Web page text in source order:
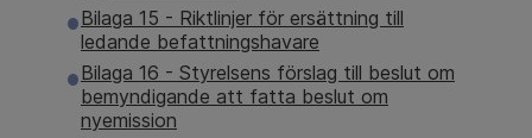
Bilaga 15 - Riktlinjer för ersättning till
ledande befattningshavare
Bilaga 16 - Styrelsens förslag till beslut om
bemyndigande att fatta beslut om
nyemission